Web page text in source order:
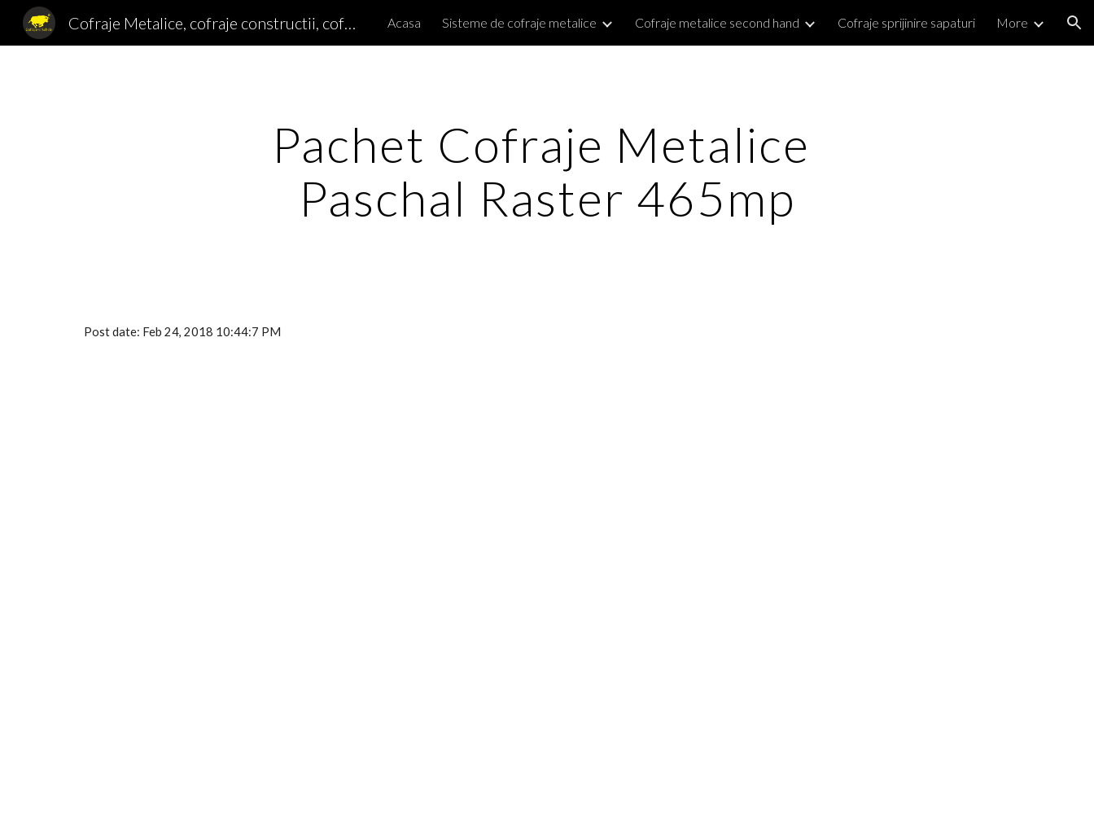
Skip to main content Skip to navigation
Cofraje Metalice, cofraje constructii, cofraje Doka, cofraje stalpi, cofraj coloane, popi metalici Acasa Sisteme de cofraje metalice Cofraje metalice second hand Cofraje sprijinire sapaturi More
Pachet Cofraje Metalice
Paschal Raster 465mp
Post date: Feb 24, 2018 10:44:7 PM